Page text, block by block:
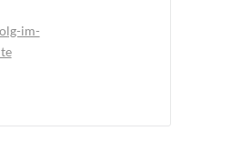
im-